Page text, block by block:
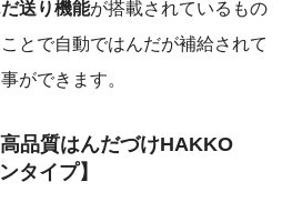
送り機能が搭載されているもの
とで自動ではんだが補給されて
ができます。
品質はんだづけHAKKO
タイプ】